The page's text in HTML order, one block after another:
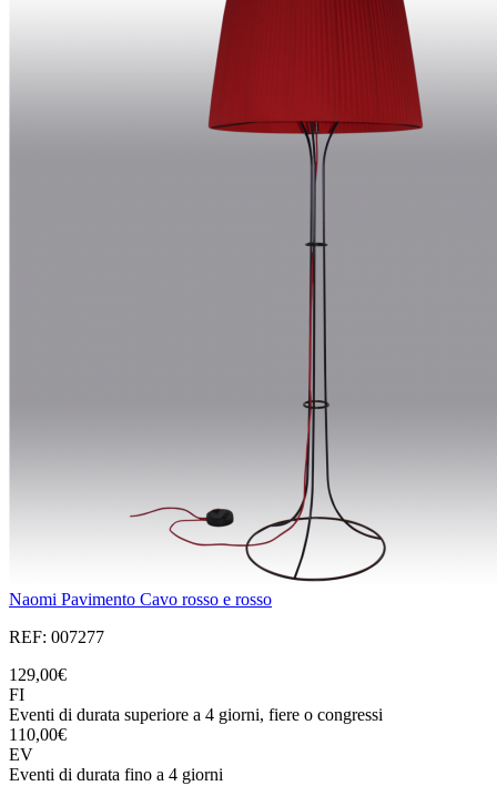
Naomi Pavimento Cavo rosso e rosso
REF: 007277
129,00€
FI
Eventi di durata superiore a 4 giorni, fiere o congressi
110,00€
EV
Eventi di durata fino a 4 giorni